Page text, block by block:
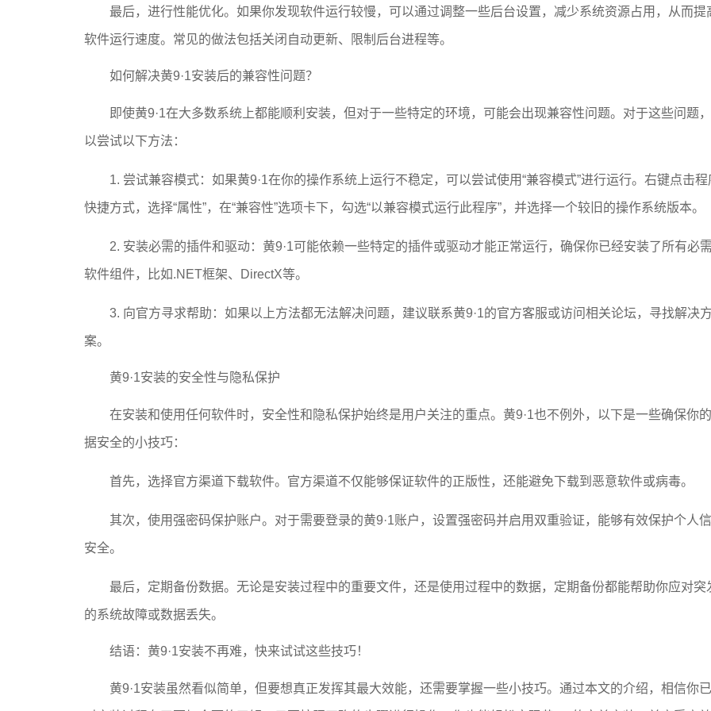
最后，进行性能优化。如果你发现软件运行较慢，可以通过调整一些后台设置，减少系统资源占用，从而提
软件运行速度。常见的做法包括关闭自动更新、限制后台进程等。
如何解决黄9·1安装后的兼容性问题？
即使黄9·1在大多数系统上都能顺利安装，但对于一些特定的环境，可能会出现兼容性问题。对于这些问题
以尝试以下方法：
1. 尝试兼容模式：如果黄9·1在你的操作系统上运行不稳定，可以尝试使用“兼容模式”进行运行。右键点击程
快捷方式，选择“属性”，在“兼容性”选项卡下，勾选“以兼容模式运行此程序”，并选择一个较旧的操作系统版本。
2. 安装必需的插件和驱动：黄9·1可能依赖一些特定的插件或驱动才能正常运行，确保你已经安装了所有必
软件组件，比如.NET框架、DirectX等。
3. 向官方寻求帮助：如果以上方法都无法解决问题，建议联系黄9·1的官方客服或访问相关论坛，寻找解决方
案。
黄9·1安装的安全性与隐私保护
在安装和使用任何软件时，安全性和隐私保护始终是用户关注的重点。黄9·1也不例外，以下是一些确保你
据安全的小技巧：
首先，选择官方渠道下载软件。官方渠道不仅能够保证软件的正版性，还能避免下载到恶意软件或病毒。
其次，使用强密码保护账户。对于需要登录的黄9·1账户，设置强密码并启用双重验证，能够有效保护个人
安全。
最后，定期备份数据。无论是安装过程中的重要文件，还是使用过程中的数据，定期备份都能帮助你应对突
的系统故障或数据丢失。
结语：黄9·1安装不再难，快来试试这些技巧！
黄9·1安装虽然看似简单，但要想真正发挥其最大效能，还需要掌握一些小技巧。通过本文的介绍，相信你